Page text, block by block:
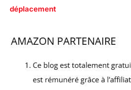
déplacement